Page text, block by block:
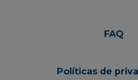
FAQ
Políticas de